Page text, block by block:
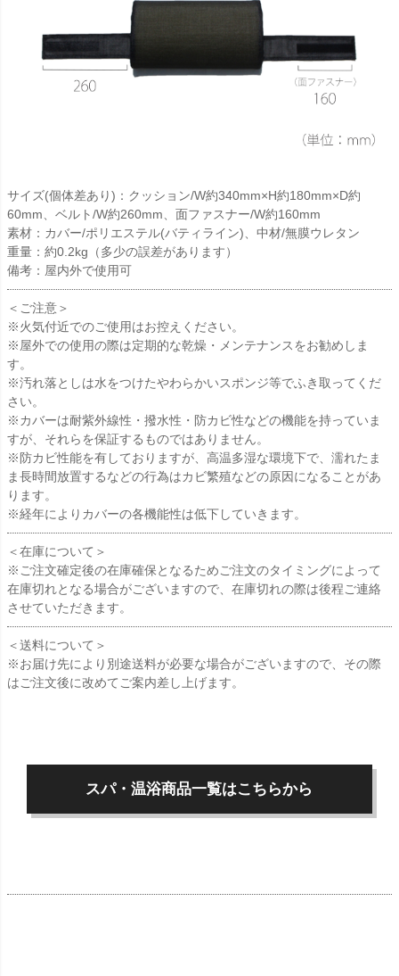
サイズ(個体差あり)：クッション/W約340mm×H約180mm×D約
60mm、ベルト/W約260mm、面ファスナー/W約160mm
素材：カバー/ポリエステル(バティライン)、中材/無膜ウレタン
重量：約0.2kg（多少の誤差があります）
備考：屋内外で使用可
＜ご注意＞
※火気付近でのご使用はお控えください。
※屋外での使用の際は定期的な乾燥・メンテナンスをお勧めしま
す。
※汚れ落としは水をつけたやわらかいスポンジ等でふき取ってくだ
さい。
※カバーは耐紫外線性・撥水性・防カビ性などの機能を持っていま
すが、それらを保証するものではありません。
※防カビ性能を有しておりますが、高温多湿な環境下で、濡れたま
ま長時間放置するなどの行為はカビ繁殖などの原因になることがあ
ります。
※経年によりカバーの各機能性は低下していきます。
＜在庫について＞
※ご注文確定後の在庫確保となるためご注文のタイミングによって
在庫切れとなる場合がございますので、在庫切れの際は後程ご連絡
させていただきます。
＜送料について＞
※お届け先により別途送料が必要な場合がございますので、その際
はご注文後に改めてご案内差し上げます。
スパ・温浴商品一覧はこちらから